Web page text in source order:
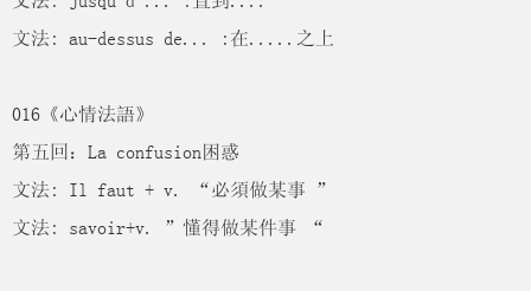
文法: au-dessus de... :在.....之上
016《心情法語》
第五回：La confusion困惑
文法: Il faut + v. “必須做某事 ”
文法: savoir+v. ”懂得做某件事 “